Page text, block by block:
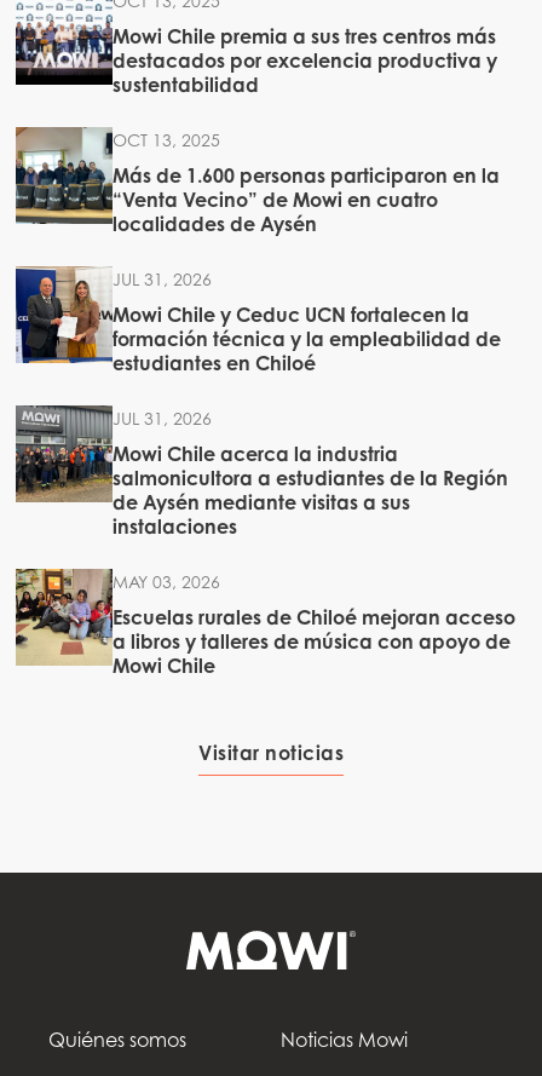
Mowi Chile premia a sus tres centros más
destacados por excelencia productiva y
sustentabilidad
OCT 13, 2025
Más de 1.600 personas participaron en la
“Venta Vecino” de Mowi en cuatro
localidades de Aysén
JUL 31, 2026
Mowi Chile y Ceduc UCN fortalecen la
formación técnica y la empleabilidad de
estudiantes en Chiloé
JUL 31, 2026
Mowi Chile acerca la industria
salmonicultora a estudiantes de la Región
de Aysén mediante visitas a sus
instalaciones
MAY 03, 2026
Escuelas rurales de Chiloé mejoran acceso
a libros y talleres de música con apoyo de
Mowi Chile
Visitar noticias
Quiénes somos Noticias Mowi